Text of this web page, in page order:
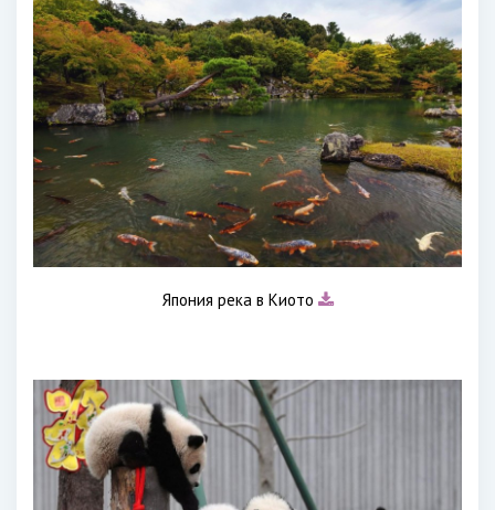
Япония река в Киото